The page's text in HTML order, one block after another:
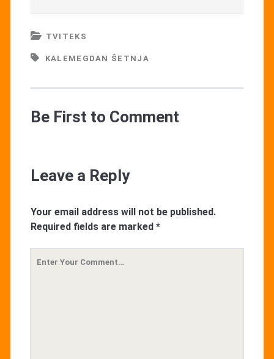
TVITEKS
KALEMEGDAN ŠETNJA
Be First to Comment
Leave a Reply
Your email address will not be published.
Required fields are marked *